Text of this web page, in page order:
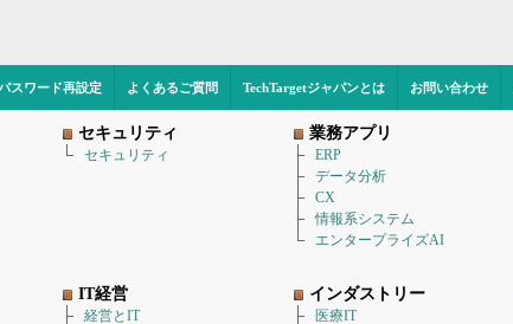
スワード再設定 よくあるご質問 TechTargetジャパンとは お問い合わせ
セキュリティ
セキュリティ
業務アプリ
ERP
データ分析
CX
情報系システム
エンタープライズAI
IT経営
経営とIT
インダストリー
医療IT